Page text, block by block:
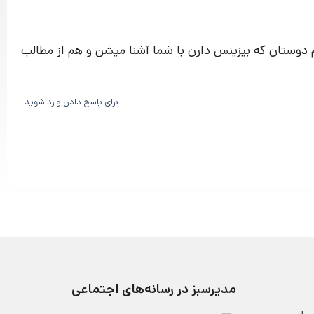
که بیزینس دارن با شما آشنا میشن و هم از مطالب
برای پاسخ دادن وارد شوید
مدیرسبز در رسانه‌های اجتماعی